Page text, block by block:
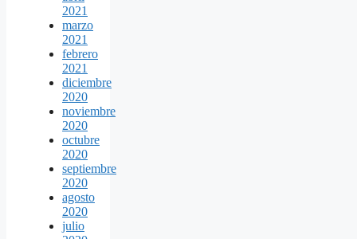
2021
marzo
2021
febrero
2021
diciembre
2020
noviembre
2020
octubre
2020
septiembre
2020
agosto
2020
julio